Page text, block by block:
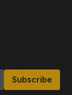
Subscribe